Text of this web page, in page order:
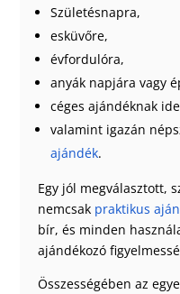
Születésnapra,
esküvőre,
évfordulóra,
anyák napjára vagy
céges ajándéknak
valamint igazán
ajándék.
Egy jól megválasztott,
nemcsak praktikus
bír, és minden
ajándékozó
Összességében az